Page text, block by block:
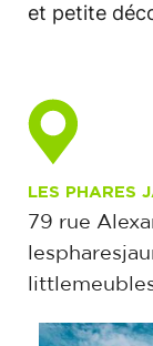
et petite
LES PHARES
79 rue